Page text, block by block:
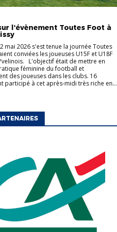
l'évènement Toutes Foot à
mai 2026 s'est tenue la journée Toutes
conviées les joueuses U15F et U18F
L'objectif était de mettre en
féminine du football et
des joueuses dans les clubs. 16
participé à cet après-midi très riche en...